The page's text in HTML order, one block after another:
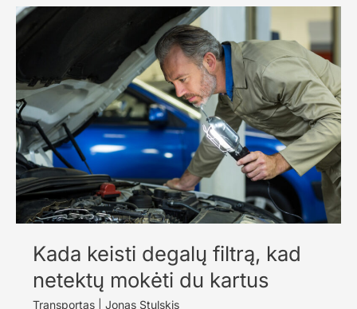
ką
pamiršta
daugelis
Kada keisti degalų filtrą, kad
netektų mokėti du kartus
Transportas Jonas Stulskis